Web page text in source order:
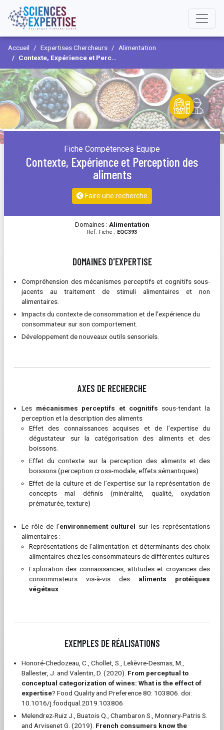
Accueil Expertises Chercheurs
Alimentation
Contexte, Expérience et Perception des aliments
Fiche Compétences Equipe
Contexte, Expérience et Perception des
aliments
Faire une recherche
Domaines : Alimentation
Ref. Fiche : EQC393
DOMAINES D'EXPERTISE
Compréhension des mécanismes perceptifs et cognitifs sous-
jacents au traitement de stimuli alimentaires et non
alimentaires.
Impacts du contexte de consommation et de l’expérience du
consommateur sur son comportement.
Développement de nouveaux outils sensoriels.
AXES DE RECHERCHE
Les mécanismes perceptifs et cognitifs sous-tendant la
perception et la description des aliments
Effet des connaissances acquises et de l’expertise du
dégustateur sur la catégorisation des aliments et des
boissons.
Effet du contexte sur la perception des aliments et des
boissons (perception cross-modale, effets sémantiques)
Effet de la culture et de l’expertise sur la représentation de
concepts mal définis (minéralité, qualité, oxydation
prématurée, texture)
Le rôle de l’environnement culturel sur les représentations
alimentaires :
Représentations de l’alimentation et déterminants des choix
alimentaires chez les consommateurs de différentes cultures
Exploration des connaissances, attitudes et croyances des
consommateurs vis-à-vis des aliments protéiques
végétaux
EXEMPLES DE RÉALISATIONS
Honoré-Chedozeau, C., Chollet, S., Lelièvre-Desmas, M.,
Ballester, J. and Valentin, D. (2020). From perceptual to
conceptual categorization of wines: What is the effect of
expertise? Food Quality and Preference 80: 103806. doi:
10.1016/j.foodqual.2019.103806
Melendrez-Ruiz J., Buatois Q., Chambaron S., Monnery-Patris S.
and Arvisenet G. (2019). French consumers know the